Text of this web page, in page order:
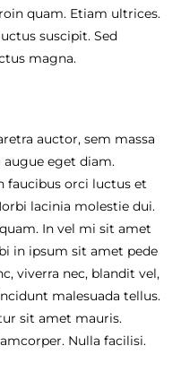
quam. Etiam ultrices.
suscipit. Sed
magna.
auctor, sem massa
eget diam.
faucibus orci luctus et
lacinia molestie dui.
In vel mi sit amet
in ipsum sit amet pede
viverra nec, blandit vel,
malesuada tellus.
sit amet mauris.
Nulla facilisi.